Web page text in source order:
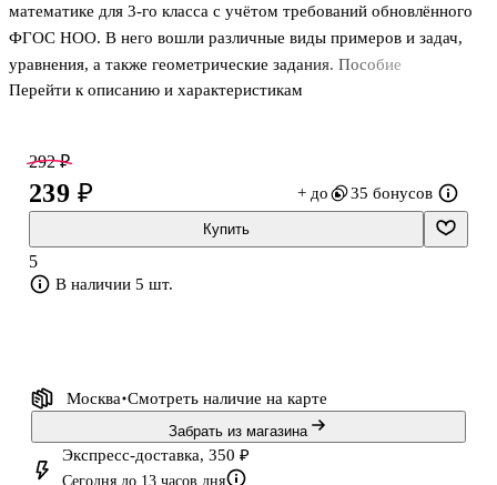
математике для 3-го класса с учётом требований обновлённого
ФГОС НОО. В него вошли различные виды примеров и задач,
уравнения, а также геометрические задания. Пособие
адресовано учителям начальных классов, третьеклассникам и их
Перейти к описанию и характеристикам
292 ₽
239 ₽ + до 35 бонусов
Купить
5
В наличии 5 шт.
Москва Смотреть наличие на карте
Забрать из магазина
Экспресс-доставка, 350 ₽
Сегодня до 13 часов дня